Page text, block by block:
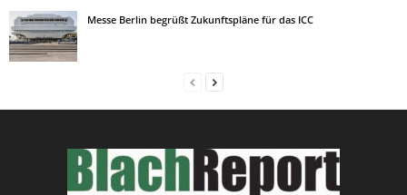
Messe Berlin begrüßt Zukunftspläne für das ICC